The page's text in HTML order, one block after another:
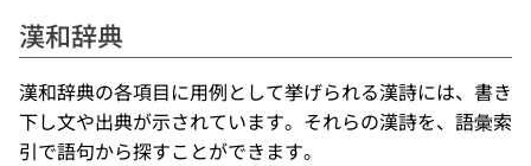
漢和辞典
漢和辞典の各項目に用例として挙げられる漢詩には、書き
下し文や出典が示されています。それらの漢詩を、語彙索
引で語句から探すことができます。